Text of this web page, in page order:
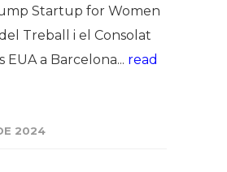
Startup for Women
Treball i el Consolat
EUA a Barcelona... read
2024